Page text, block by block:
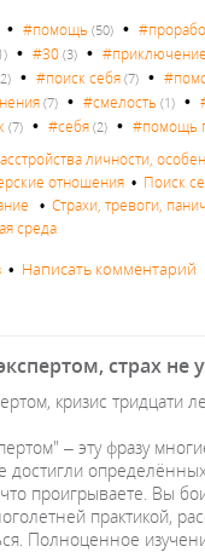
•#помощь (50) •
•#30 (3) •#приключение
•#поиск себя (7) •
(7) •#смелость (1) •
(7) •#себя (2) •#помощь
личности,
отношения • Поиск
•Страхи, тревоги,
среда
• Написать комментарий
страх не
кризис тридцати
– эту фразу
достигли
что проигрываете. Вы
практикой,
Полноценное